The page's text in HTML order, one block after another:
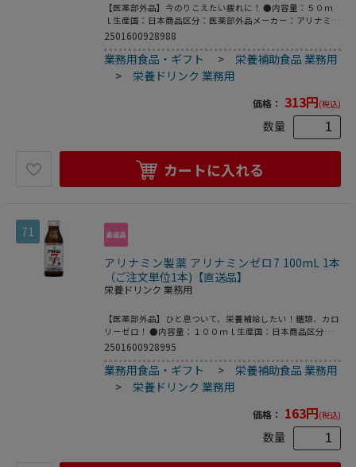
【医薬部外品】今のりこえたい疲れに！ ●内容量：５０ｍ
ｌ生産国：日本商品区分：医薬部外品メーカー：アリナミン
製薬株式会社●成分［成分・分量（１ビン（５０ｍＬ）中
体）・・・・・・５ｍｇビタミンＢ２（リボフラビ
ン）・・・・・・２ｍｇビタミンＢ６（塩酸ピリドキシ
ン）・・・・・・１０ｍｇニコチン酸アミド・・・・・・２
５ｍｇＬ－アスパラギン酸ナトリウム・・・・・・１２５ｍ
ｇ無水カフェイン・・・・・・５０ｍｇ［添加物］ＤＬ－リ
ンゴ酸、クエン酸、酒石酸、白糖、パラベン、安息香酸Ｎ
ａ、香料、エタノール、グリセリン、プロピレングリコー
所には置かないでください。●使用方法成人（１５歳以上）
は１日１回１ビン（５０ｍＬ） を服用してください。●使
用上の注意≪定められた使用法を守ること≫◆次の場合は直
われた場合（２）しばらく服用しても症状がよくならない場
合◆下痢などの症状があらわれることがあるので、このよう
な症状の継続または増強が見られた場合には服用を中止し、
医師または薬剤師に相談すること●商品の説明○ほどよい苦
味に甘味と酸味を加えたミニドリンク剤○ビタミンＢ１誘導
体フルスルチアミンをはじめビタミンＢ２・Ｂ６などを配合
消耗性疾患・産前産後 などの場合の栄養補給○滋養強壮○
虚弱体質※メーカーの都合により、パッケージ・仕様等は予
告なく変更になる場合がございます。
2501600928988
業務用食品・ギフト > 栄養補助食品 業務用
> 栄養ドリンク 業務用
価格： 313円(税込)
数量
カートに入れる
71
アリナミン製薬 アリナミンゼロ7 100mL 1本
（ご注文単位1本)【直送品】
栄養ドリンク 業務用
【医薬部外品】ひと息ついて、栄養補給したい！糖類、カロ
リーゼロ！ ●内容量：１００ｍｌ生産国：日本商品区分：
医薬部外品メーカー：アリナミン製薬株式会社●成分［表示
（ビタミンＢ１誘導体）・・・・・・２．５ｍｇリボフラビ
ンリン酸エステルナトリウム（ビタミンＢ２リン酸エステ
ル）・・・・・・２．５４ｍｇピリドキシン塩酸塩（ビタミ
ンＢ６）・・・・・・１０ｍｇニコチン酸アミ
ド・・・・・・２５ｍｇＬ－アスパラギン酸ナトリウ
ム・・・・・・１２５ｍｇタウリン（アミノエチルスルホン
酸）・・・・・・１０００ｍｇ無水カフェイン・・・・・・
2501600928995
業務用食品・ギフト > 栄養補助食品 業務用
> 栄養ドリンク 業務用
価格： 163円(税込)
数量